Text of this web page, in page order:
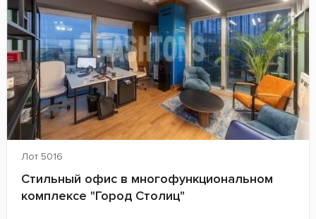
Лот 5016
Стильный офис в многофункциональном
комплексе "Город Столиц"